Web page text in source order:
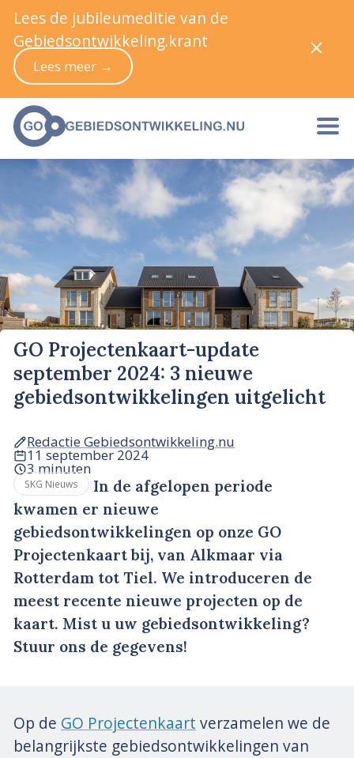
GO Projectenkaart-update
september 2024: 3 nieuwe
gebiedsontwikkelingen uitgelicht
Redactie Gebiedsontwikkeling.nu
11 september 2024
3 minuten
SKG Nieuws
In de afgelopen periode
kwamen er nieuwe
gebiedsontwikkelingen op onze GO
Projectenkaart bij, van Alkmaar via
Rotterdam tot Tiel. We introduceren de
meest recente nieuwe projecten op de
kaart. Mist u uw gebiedsontwikkeling?
Stuur ons de gegevens!
Op de GO Projectenkaart verzamelen we de
belangrijkste gebiedsontwikkelingen van
Lees de jubileumeditie van de
Gebiedsontwikkeling.krant
Lees meer →